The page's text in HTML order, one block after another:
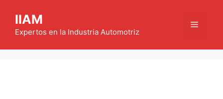
contenido
IIAM
Expertos en la Industria Automotriz
Menú